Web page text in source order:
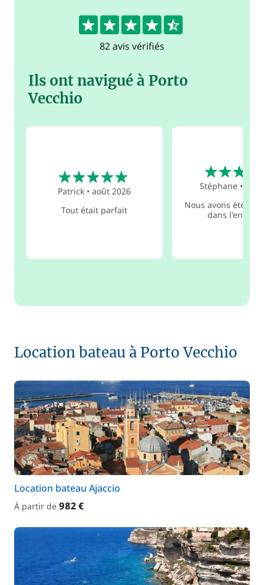
4.6
82 avis vérifiés
Ils ont navigué à Porto
Vecchio
Patrick •août 2026
Tout était parfait
Stéphane •
Nous avons été
dans
Location bateau à Porto Vecchio
Location bateau Ajaccio
À partir de 982 €